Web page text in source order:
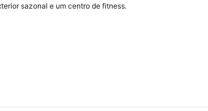
sazonal e um centro de fitness.